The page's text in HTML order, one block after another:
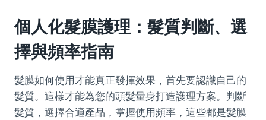
個人化髮膜護理：髮質判斷、選
擇與頻率指南
髮膜如何使用才能真正發揮效果，首先要認識自己的
髮質。這樣才能為您的頭髮量身打造護理方案。判斷
髮質，選擇合適產品，掌握使用頻率，這些都是髮膜